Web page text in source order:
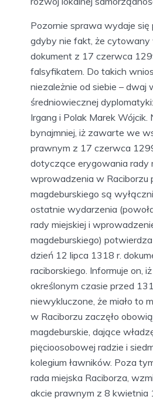
Pozornie sprawa wydaje
gdyby nie fakt, że cytowany
dokument z 17 czerwca
falsyfikatem. Do takich
niezależnie od siebie –
średniowiecznej
Irgang i Polak Marek Wójcik.
bynajmniej, iż zawarte we
prawnym z 17 czerwca
dotyczące erygowania rady
wprowadzenia w Raciborzu
magdeburskiego są
ostatnie wydarzenia
rady miejskiej i
magdeburskiego)
dzień 12 lipca 1318 r.
raciborskiego. Informuje on,
określonym czasie przed
niewykluczone, że miało to
w Raciborzu zaczęło
magdeburskie, dające
pięcioosobowej radzie i
kolegium ławników. Poza
rada miejska Raciborza,
akcie prawnym z 8 kwietnia